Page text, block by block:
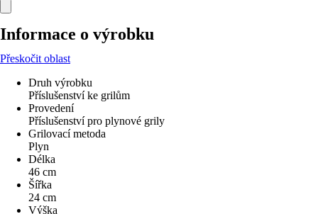
Informace o výrobku
Přeskočit oblast
Druh výrobku
Příslušenství ke grilům
Provedení
Příslušenství pro plynové grily
Grilovací metoda
Plyn
Délka
46 cm
Šířka
24 cm
Výška